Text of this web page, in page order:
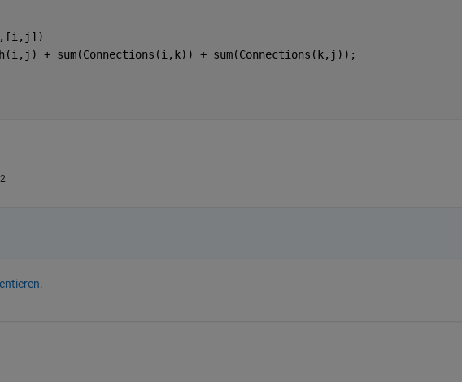
+ sum(Connections(i,k)) + sum(Connections(k,j));